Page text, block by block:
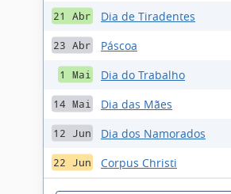
21 Abr Dia de Tiradentes
23 Abr Páscoa
1 Mai Dia do Trabalho
14 Mai Dia das Mães
12 Jun Dia dos Namorados
22 Jun Corpus Christi